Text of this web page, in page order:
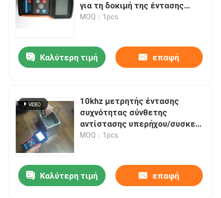
Προϊόντα
Περίπου εμείς
Γύρος εργοστασίων
για τη δοκιμή της έντασης
συχνότητας και υπερήχου
MOQ：1pcs
Καλύτερη τιμή επαφή
10khz μετρητής έντασης
συχνότητας σύνθετης
αντίστασης υπερήχου/συσκευή
ανάλυσης
MOQ：1pcs
Καλύτερη τιμή επαφή